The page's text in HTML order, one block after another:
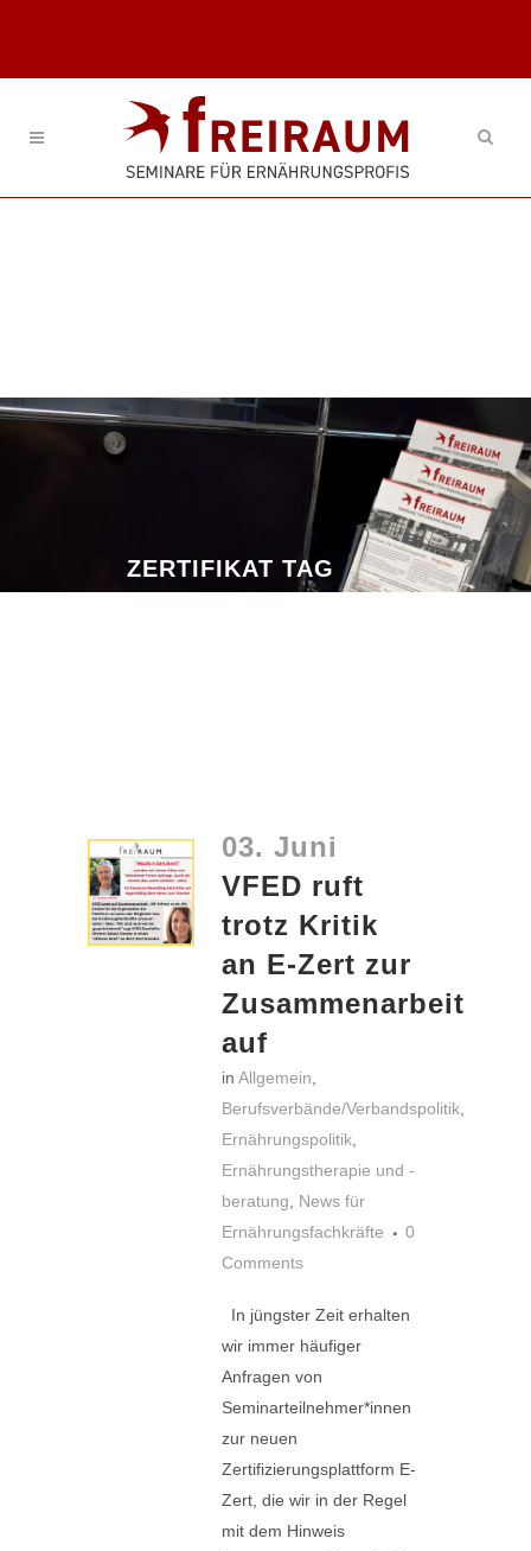
ZERTIFIKAT TAG
03. Juni
VFED ruft
trotz Kritik
an E-Zert zur
Zusammenarbeit
auf
in Allgemein
Berufsverbände/Verbandspolitik
Ernährungspolitik
Ernährungstherapie und -
beratung
News für
Ernährungsfachkräfte
0
Comments
In jüngster Zeit erhalten
wir immer häufiger
Anfragen von
Seminarteilnehmer*innen
zur neuen
Zertifizierungsplattform E-
Zert, die wir in der Regel
mit dem Hinweis